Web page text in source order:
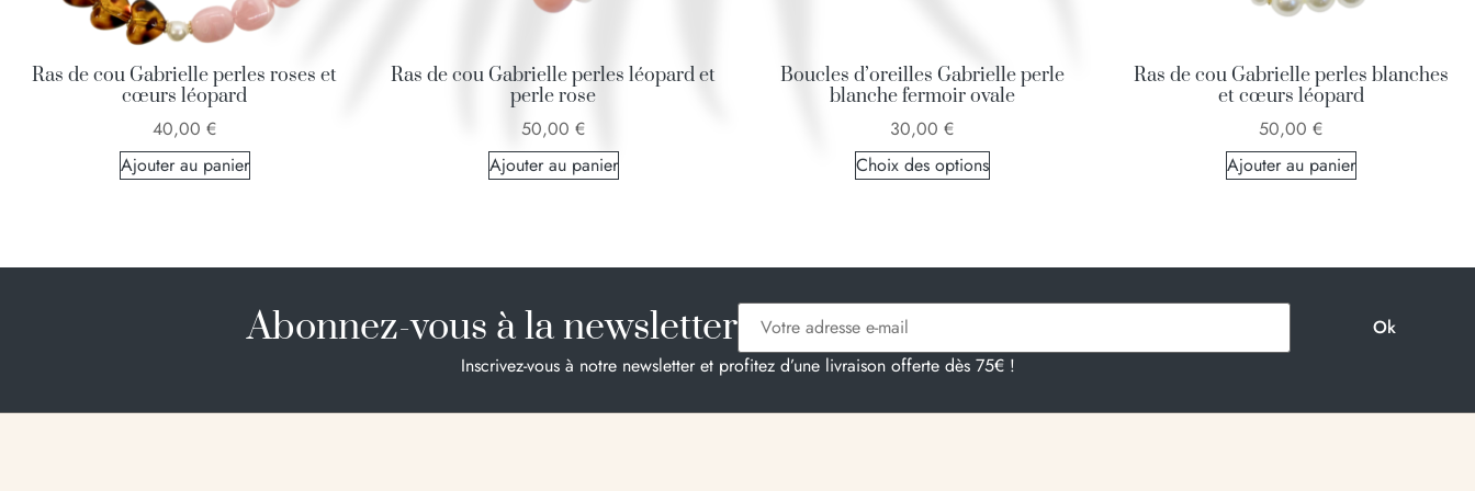
Ras de cou Gabrielle perles roses et
cœurs léopard
40,00 €
Ajouter au panier
Ras de cou Gabrielle perles léopard et
perle rose
50,00 €
Ajouter au panier
Boucles d’oreilles Gabrielle perle
blanche fermoir ovale
30,00 €
Choix des options
Ras de cou Gabrielle perles blanches
et cœurs léopard
50,00 €
Ajouter au panier
Abonnez-vous à la newsletter
Inscrivez-vous à notre newsletter et profitez d’une livraison offerte dès 75€ !